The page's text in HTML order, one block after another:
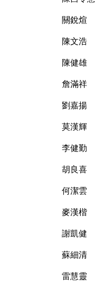
關
陳
劉
李
胡
何
謝
蘇